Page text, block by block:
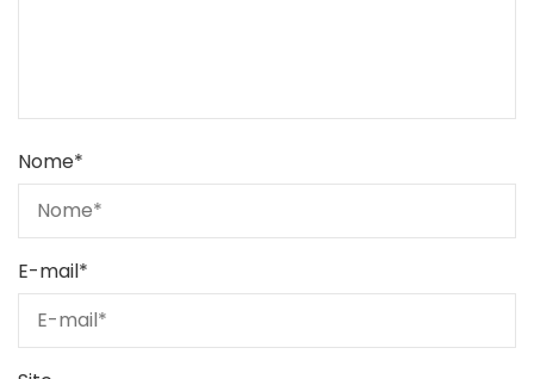
Nome*
E-mail*